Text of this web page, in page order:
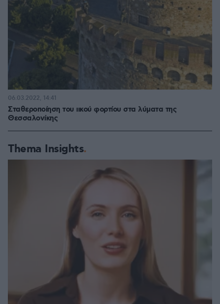
Σταθεροποίηση του ιικού φορτίου στα λύματα της
Θεσσαλονίκης
06.03.2022, 14:41
Thema Insights